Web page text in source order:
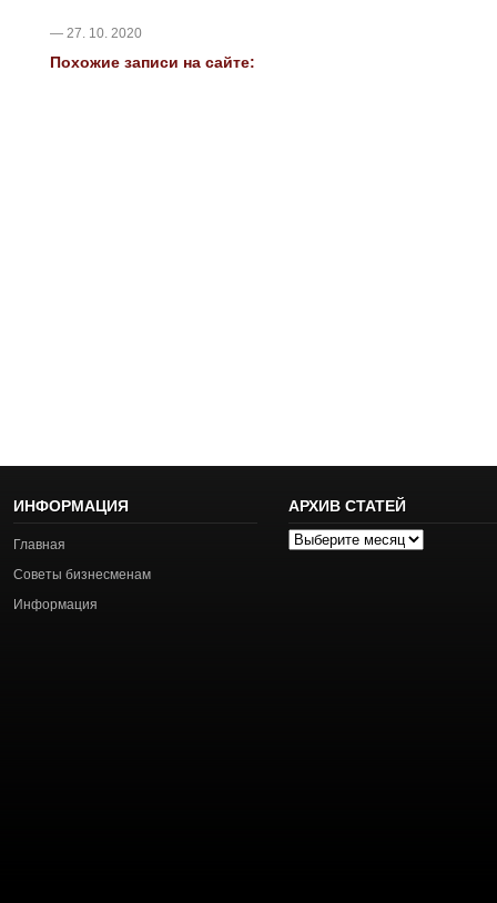
— 27. 10. 2020
Похожие записи на сайте:
ИНФОРМАЦИЯ
Главная
Советы бизнесменам
Информация
АРХИВ СТАТЕЙ
Архив